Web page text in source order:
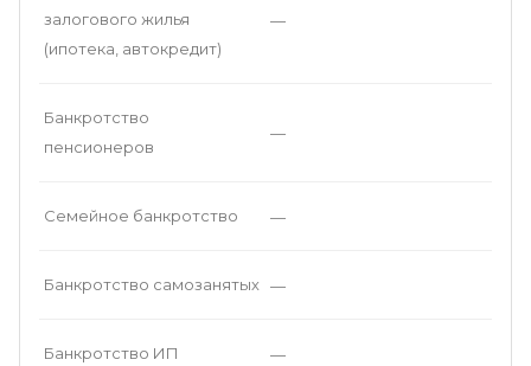
залогового жилья
(ипотека, автокредит)
—
Банкротство
пенсионеров
—
Семейное банкротство —
Банкротство самозанятых —
Банкротство ИП —